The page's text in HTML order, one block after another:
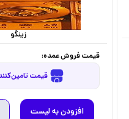
زینگو
قیمت فروش عمده:
قیمت تامین‌کنندگان دیگر
افزودن به لیست